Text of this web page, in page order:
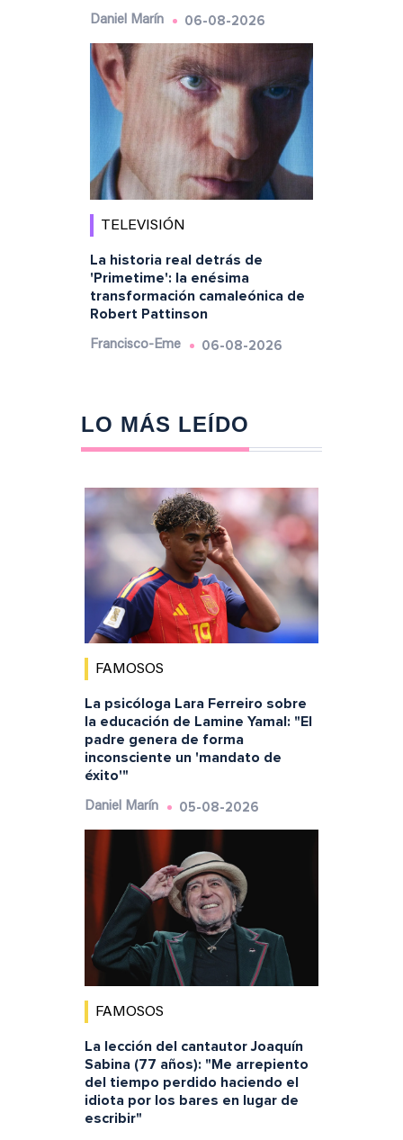
Daniel Marín 06-08-2026
TELEVISIÓN
La historia real detrás de
'Primetime': la enésima
transformación camaleónica de
Robert Pattinson
Francisco-Eme 06-08-2026
LO MÁS LEÍDO
FAMOSOS
La psicóloga Lara Ferreiro sobre
la educación de Lamine Yamal: "El
padre genera de forma
inconsciente un 'mandato de
éxito'"
Daniel Marín 05-08-2026
FAMOSOS
La lección del cantautor Joaquín
Sabina (77 años): "Me arrepiento
del tiempo perdido haciendo el
idiota por los bares en lugar de
escribir"